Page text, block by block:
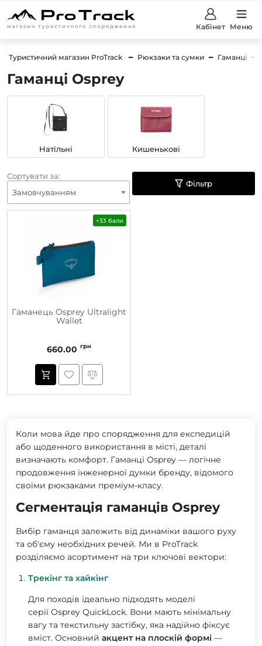
Кабінет Меню
Туристичний магазин ProTrack Рюкзаки та сумки Гаманці
Гаманці Osprey
Натільні Кишенькові
Сортувати за:
Замовчуванням
Фільтр
+33 бали
Гаманець Osprey Ultralight
Wallet
660.00 грн
Коли мова йде про спорядження для експедицій
або щоденного використання в місті, деталі
визначають комфорт. Гаманці Osprey — логічне
продовження інженерної думки бренду, відомого
своїми рюкзаками преміум-класу.
Сегментація гаманців Osprey
Вибір гаманця залежить від динаміки вашого руху
та об'єму необхідних речей. Ми в ProTrack
розділяємо асортимент на три ключові вектори:
Трекінг та хайкінг
Для походів ідеально підходять моделі
серії Osprey QuickLock. Вони мають мінімальну
вагу та текстильну застібку, яка надійно фіксує
вміст. Основний акцент на плоскій формі —